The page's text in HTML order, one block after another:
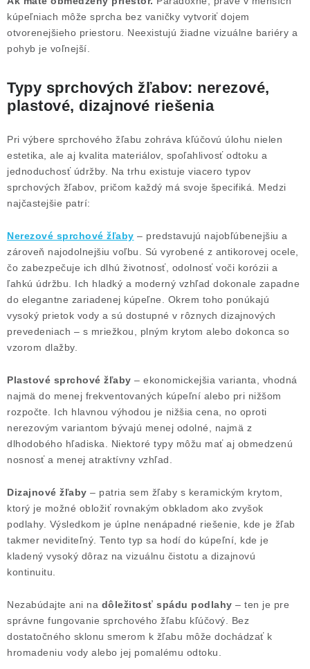
kúpeľniach môže sprcha bez vaničky vytvoriť dojem
otvorenejšieho priestoru. Neexistujú žiadne vizuálne bariéry a
pohyb je voľnejší.
Typy sprchových žľabov: nerezové,
plastové, dizajnové riešenia
Pri výbere sprchového žľabu zohráva kľúčovú úlohu nielen
estetika, ale aj kvalita materiálov, spoľahlivosť odtoku a
jednoduchosť údržby. Na trhu existuje viacero typov
sprchových žľabov, pričom každý má svoje špecifiká. Medzi
najčastejšie patrí:
Nerezové sprchové žľaby – predstavujú najobľúbenejšiu a
zároveň najodolnejšiu voľbu. Sú vyrobené z antikorovej ocele,
čo zabezpečuje ich dlhú životnosť, odolnosť voči korózii a
ľahkú údržbu. Ich hladký a moderný vzhľad dokonale zapadne
do elegantne zariadenej kúpeľne. Okrem toho ponúkajú
vysoký prietok vody a sú dostupné v rôznych dizajnových
prevedeniach – s mriežkou, plným krytom alebo dokonca so
vzorom dlažby.
Plastové sprchové žľaby – ekonomickejšia varianta, vhodná
najmä do menej frekventovaných kúpeľní alebo pri nižšom
rozpočte. Ich hlavnou výhodou je nižšia cena, no oproti
nerezovým variantom bývajú menej odolné, najmä z
dlhodobého hľadiska. Niektoré typy môžu mať aj obmedzenú
nosnosť a menej atraktívny vzhľad.
Dizajnové žľaby – patria sem žľaby s keramickým krytom,
ktorý je možné obložiť rovnakým obkladom ako zvyšok
podlahy. Výsledkom je úplne nenápadné riešenie, kde je žľab
takmer neviditeľný. Tento typ sa hodí do kúpeľní, kde je
kladený vysoký dôraz na vizuálnu čistotu a dizajnovú
kontinuitu.
Nezabúdajte ani na dôležitosť spádu podlahy – ten je pre
správne fungovanie sprchového žľabu kľúčový. Bez
dostatočného sklonu smerom k žľabu môže dochádzať k
hromadeniu vody alebo jej pomalému odtoku.